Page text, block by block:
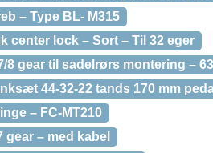
– Type BL- M315
center lock – Sort – Til 32 eger
gear til sadelrørs montering –
44-32-22 tands 170 mm
– FC-MT210
– med kabel